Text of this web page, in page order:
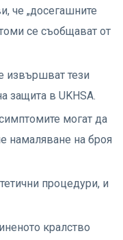
че „досегашните
се съобщават от
извършват тези
защита в UKHSA.
могат да
намаляване на броя
процедури, и
кралство